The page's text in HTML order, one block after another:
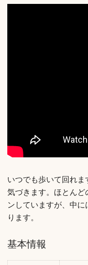
いつでも歩いて回れ
気づきます。ほとん
ンしていますが、中
ります。
基本情報